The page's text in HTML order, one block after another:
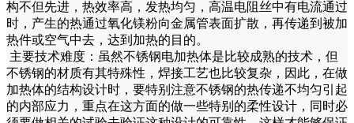
构不但先进，热效率高，发热均匀，高温电阻丝中有电流通过
时，产生的热通过氧化镁粉向金属管表面扩散，再传递到被加
热件或空气中去，达到加热的目的。
主要技术难度：虽然不锈钢电加热体是比较成熟的技术，但
不锈钢的材质有其特殊性，焊接工艺也比较复杂，因此，在做
加热体的结构设计时，要特别注意不锈钢的热传递不均匀引起
的内部应力，重点在这方面的做一些特别的柔性设计，同时必